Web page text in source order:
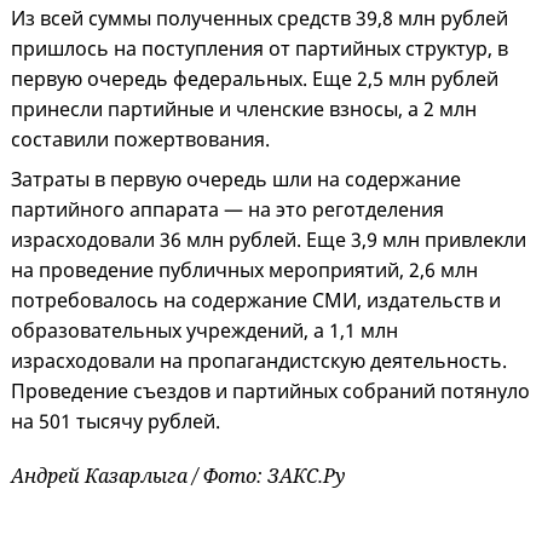
Из всей суммы полученных средств 39,8 млн рублей
пришлось на поступления от партийных структур, в
первую очередь федеральных. Еще 2,5 млн рублей
принесли партийные и членские взносы, а 2 млн
составили пожертвования.
Затраты в первую очередь шли на содержание
партийного аппарата — на это реготделения
израсходовали 36 млн рублей. Еще 3,9 млн привлекли
на проведение публичных мероприятий, 2,6 млн
потребовалось на содержание СМИ, издательств и
образовательных учреждений, а 1,1 млн
израсходовали на пропагандистскую деятельность.
Проведение съездов и партийных собраний потянуло
на 501 тысячу рублей.
Андрей Казарлыга / Фото: ЗАКС.Ру